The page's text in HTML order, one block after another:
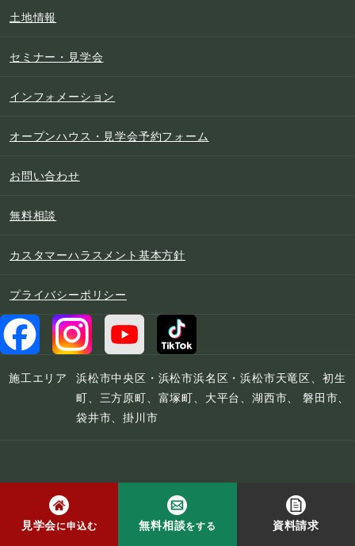
土地情報
セミナー・見学会
インフォメーション
オープンハウス・見学会予約フォーム
お問い合わせ
無料相談
カスタマーハラスメント基本方針
プライバシーポリシー
施工エリア
浜松市中央区・浜松市浜名区・浜松市天竜区、初生
町、三方原町、富塚町、大平台、湖西市、 磐田市、
袋井市、掛川市
見学会に申込む 無料相談をする 資料請求
© 2022 宮下工務店